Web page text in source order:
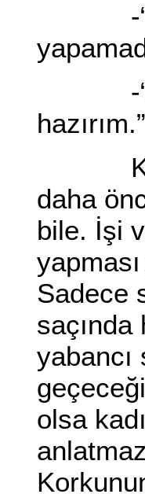
-
-
hazırım.”
daha
bile. İşi
Sadece
olsa